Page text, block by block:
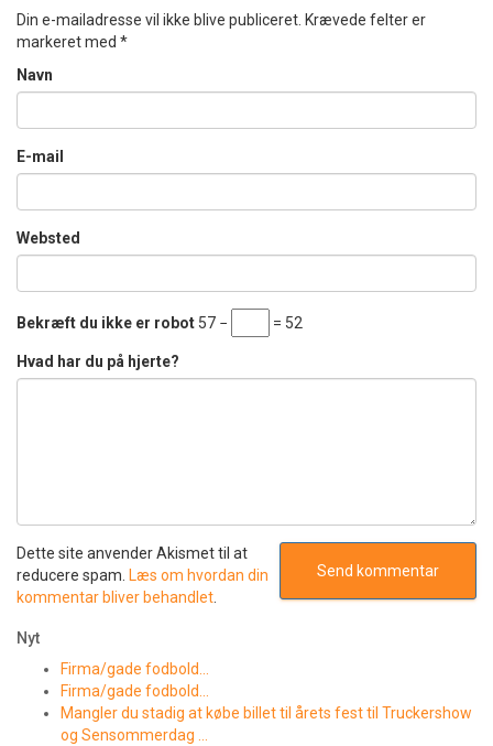
Din e-mailadresse vil ikke blive publiceret. Krævede felter er
markeret med *
Navn
E-mail
Websted
Bekræft du ikke er robot 57 − = 52
Hvad har du på hjerte?
Dette site anvender Akismet til at
reducere spam. Læs om hvordan din
kommentar bliver behandlet
Nyt
Firma/gade fodbold…
Firma/gade fodbold…
Mangler du stadig at købe billet til årets fest til Truckershow
og Sensommerdag …